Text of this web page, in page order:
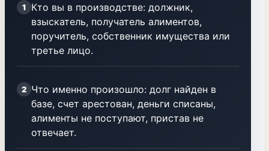
1
Кто вы в производстве: должник,
взыскатель, получатель алиментов,
поручитель, собственник имущества или
третье лицо.
2 Что именно произошло: долг найден в
базе, счет арестован, деньги списаны,
алименты не поступают, пристав не
отвечает.